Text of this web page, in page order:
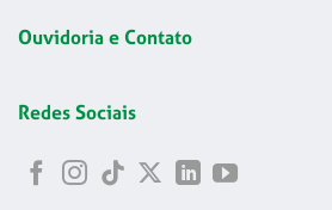
Ouvidoria e Contato
Redes Sociais